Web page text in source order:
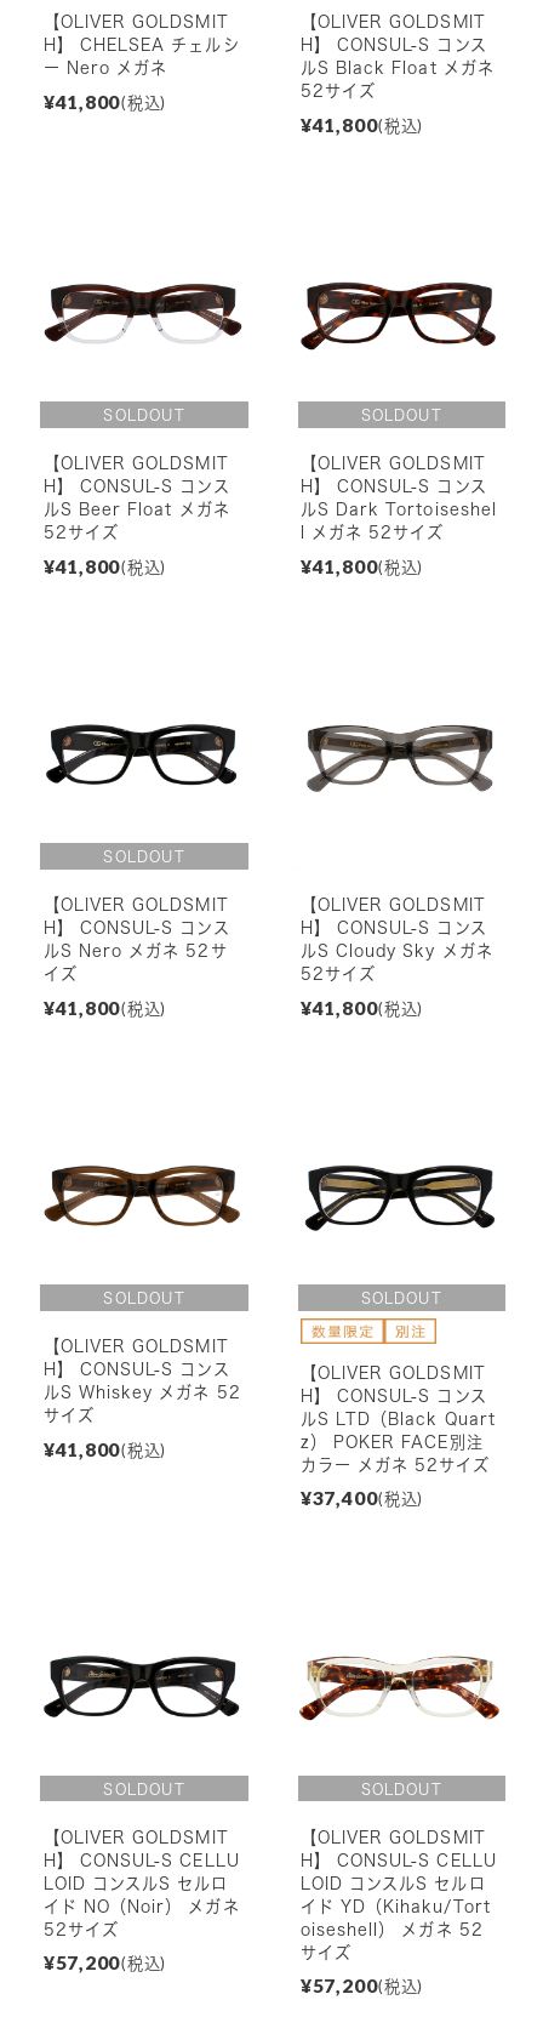
【OLIVER GOLDSMIT
H】 CHELSEA チェルシ
ー Nero メガネ
¥41,800(税込)
【OLIVER GOLDSMIT
H】 CONSUL-S コンス
ルS Black Float メガネ
52サイズ
¥41,800(税込)
【OLIVER GOLDSMIT
H】 CONSUL-S コンス
ルS Beer Float メガネ
52サイズ
¥41,800(税込)
【OLIVER GOLDSMIT
H】 CONSUL-S コンス
ルS Dark Tortoiseshel
l メガネ 52サイズ
¥41,800(税込)
【OLIVER GOLDSMIT
H】 CONSUL-S コンス
ルS Nero メガネ 52サ
イズ
¥41,800(税込)
【OLIVER GOLDSMIT
H】 CONSUL-S コンス
ルS Cloudy Sky メガネ
52サイズ
¥41,800(税込)
【OLIVER GOLDSMIT
H】 CONSUL-S コンス
ルS Whiskey メガネ 52
サイズ
¥41,800(税込)
【OLIVER GOLDSMIT
H】 CONSUL-S コンス
ルS LTD（Black Quart
z） POKER FACE別注
カラー メガネ 52サイズ
¥37,400(税込)
【OLIVER GOLDSMIT
H】 CONSUL-S CELLU
LOID コンスルS セルロ
イド NO（Noir） メガネ
52サイズ
¥57,200(税込)
【OLIVER GOLDSMIT
H】 CONSUL-S CELLU
LOID コンスルS セルロ
イド YD（Kihaku/Tort
oiseshell） メガネ 52
サイズ
¥57,200(税込)